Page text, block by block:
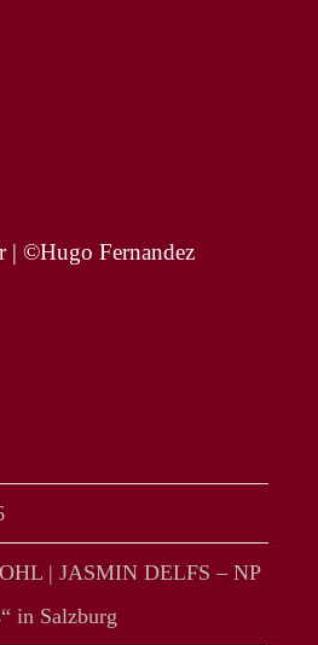
| ©Hugo Fernandez
| JASMIN DELFS – NP
in Salzburg